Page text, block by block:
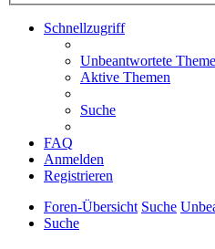
Schnellzugriff
Unbeantwortete
Aktive Themen
Suche
FAQ
Anmelden
Registrieren
Foren-Übersicht Suche
Suche